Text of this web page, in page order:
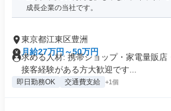
成長企業の当社です。
東京都江東区豊洲
月給27万円～50万円
求める人材: 携帯ショップ・家電量販店
接客経験がある方大歓迎です...
即日勤務OK 交通費支給 +1個